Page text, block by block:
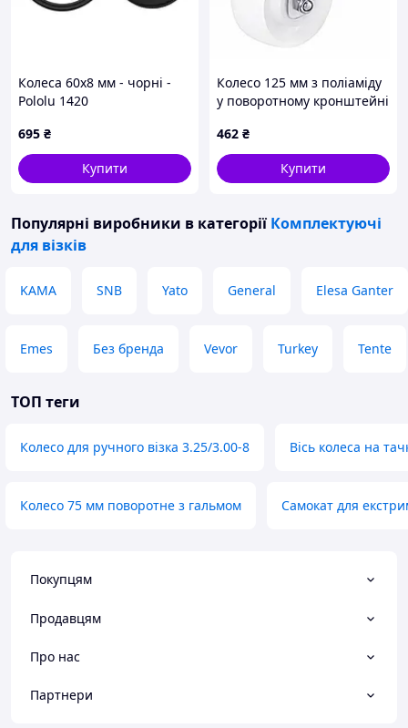
Колеса 60x8 мм - чорні -
Pololu 1420
695 ₴
Купити
Колесо 125 мм з поліаміду
у поворотному кронштейні
кг)
462 ₴
Купити
Популярні виробники в категорії Комплектуючі
для візків
KAMA SNB Yato General Elesa Ganter
Emes Без бренда Vevor Turkey Tente
ТОП теги
Колесо для ручного візка 3.25/3.00-8 Вісь колеса на
Колесо 75 мм поворотне з гальмом Самокат для
Покупцям
Продавцям
Про нас
Партнери